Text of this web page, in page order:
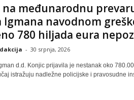
na međunarodnu
Igmana navodnom
780 hiljada eura
- 30 srpnja, 2026
d.d. Konjic prijavila je nestanak oko
istražuju nadležne policijske i pravosudne